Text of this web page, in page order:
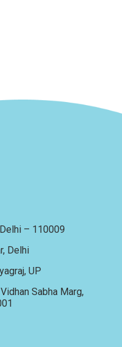
– 110009
Delhi
UP
Sabha Marg,